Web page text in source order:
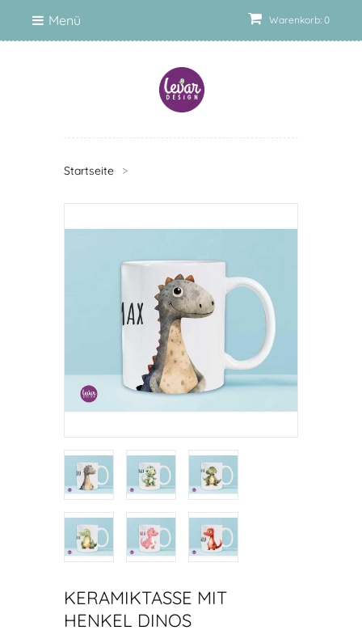
Warenkorb: 0
Menü
Startseite >
KERAMIKTASSE MIT
HENKEL DINOS